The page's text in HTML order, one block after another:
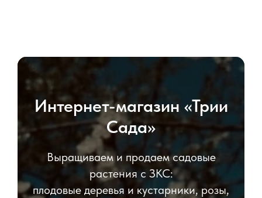
Интернет-магазин «Трии
Сада»
Выращиваем и продаем садовые
растения с ЗКС:
плодовые деревья и кустарники, розы,